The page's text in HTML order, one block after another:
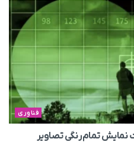
فناوری
تمام‌رنگی تصاویر